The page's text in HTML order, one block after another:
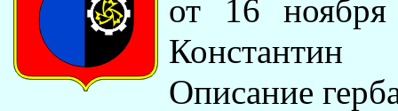
от 16
Описание